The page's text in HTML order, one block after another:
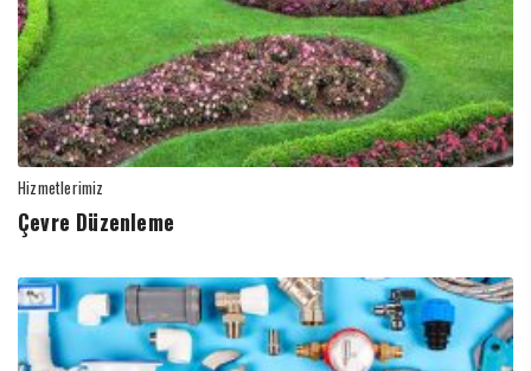
Hizmetlerimiz
Çevre Düzenleme